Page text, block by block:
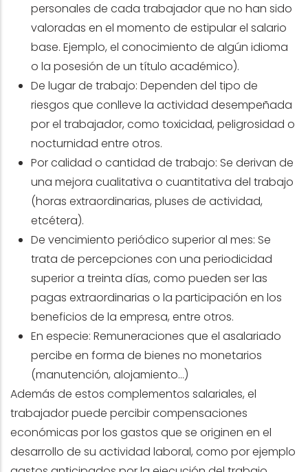
personales de cada trabajador que no han sido
valoradas en el momento de estipular el salario
base. Ejemplo, el conocimiento de algún idioma
o la posesión de un título académico).
De lugar de trabajo: Dependen del tipo de
riesgos que conlleve la actividad desempeñada
por el trabajador, como toxicidad, peligrosidad o
nocturnidad entre otros.
Por calidad o cantidad de trabajo: Se derivan de
una mejora cualitativa o cuantitativa del trabajo
(horas extraordinarias, pluses de actividad,
etcétera).
De vencimiento periódico superior al mes: Se
trata de percepciones con una periodicidad
superior a treinta días, como pueden ser las
pagas extraordinarias o la participación en los
beneficios de la empresa, entre otros.
En especie: Remuneraciones que el asalariado
percibe en forma de bienes no monetarios
(manutención, alojamiento…)
Además de estos complementos salariales, el
trabajador puede percibir compensaciones
económicas por los gastos que se originen en el
desarrollo de su actividad laboral, como por ejemplo